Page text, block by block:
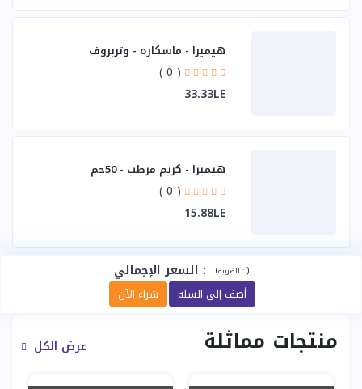
هيميرا - ماسكاره - وتربروف
( 0 )
33.33LE
هيميرا - كريم مرطب - 50جم
( 0 )
15.88LE
السعر الإجمالي : ( الضريبة :)
شراء الآن أضف إلى السلة
منتجات مماثلة عرض الكل